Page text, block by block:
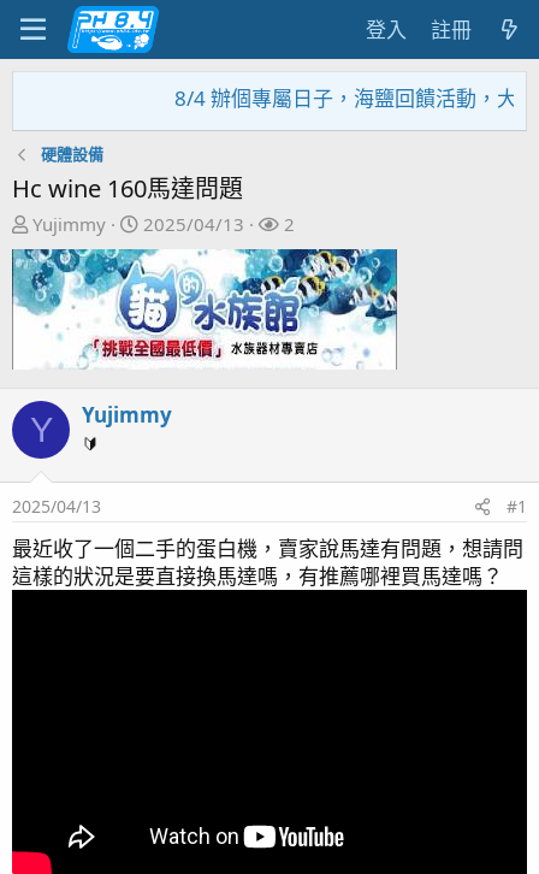
登入 註冊
8/4 辦個專屬日子，海鹽回饋活動，大
硬體設備
Hc wine 160馬達問題
主
題
發
起
人
Yujimmy
開
始
日
期
2025/04/13
關
注
者
2
Y Yujimmy
🔰
2025/04/13 #1
最近收了一個二手的蛋白機，賣家說馬達有問題，想請問
這樣的狀況是要直接換馬達嗎，有推薦哪裡買馬達嗎？